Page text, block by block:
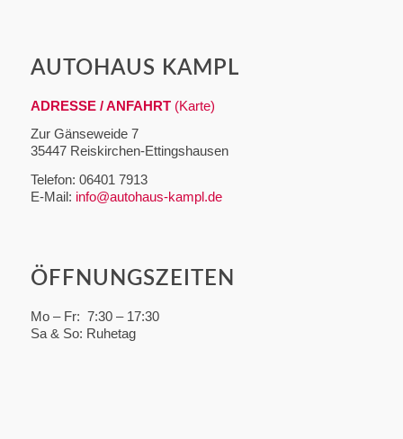
AUTOHAUS KAMPL
ADRESSE / ANFAHRT(Karte)
Zur Gänseweide 7
35447 Reiskirchen-Ettingshausen
Telefon: 06401 7913
E-Mail: info@autohaus-kampl.de
ÖFFNUNGSZEITEN
Mo – Fr: 7:30 – 17:30
Sa & So: Ruhetag